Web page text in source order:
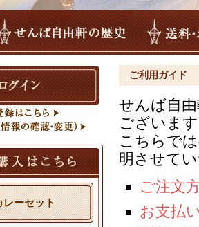
レーセット
ご利用ガイド
せんば自
ございま
こちらで
明させて
ご注文
お支払